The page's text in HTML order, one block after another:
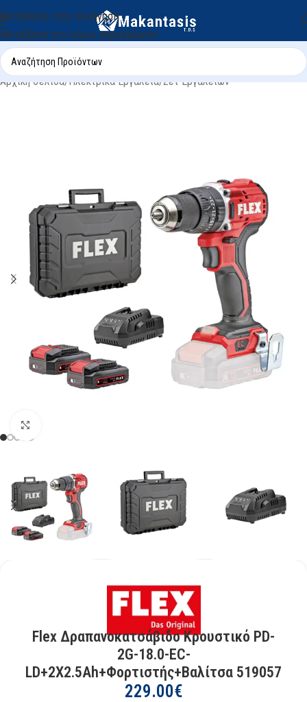
Μετάβαση στην πλοήγηση
Μετάβαση στο κύριο περιεχόμενο
Αρχική σελίδα/Ηλεκτρικά Εργαλεία/Σετ Εργαλειών
Flex Δραπανοκατσάβιδο Κρουστικό PD-
2G-18.0-EC-
LD+2X2.5Ah+Φορτιστής+Βαλίτσα 519057
229.00€